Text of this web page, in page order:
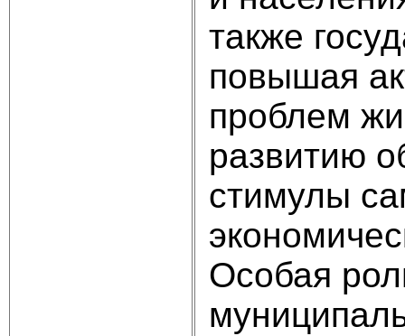
также
повышая
проблем
развитию
стимулы
Особая